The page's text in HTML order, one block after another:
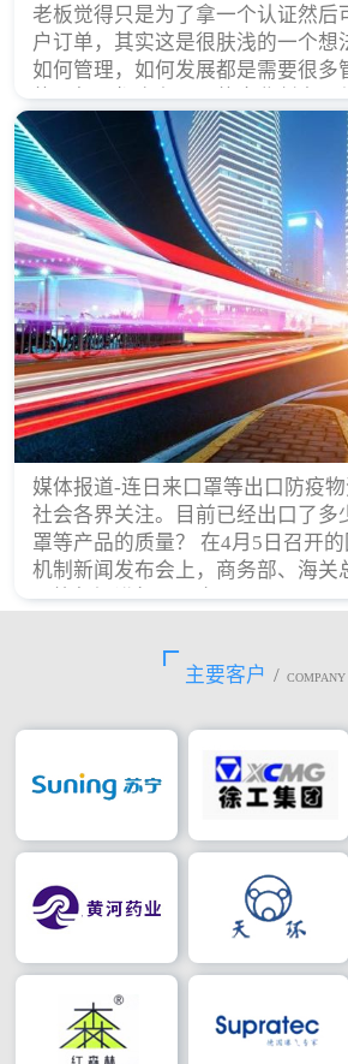
老板觉得只是为了拿一个认证然后
户订单，其实这是很肤浅的一个想
如何管理，如何发展都是需要很多
的，每天都会有不同的企业创立，
实一个企业的合法，有质量保证了
认证体现价值的时候，那么键锋小
做ISO9001认证的根本原因。
媒体报道-连日来口罩等出口防疫
社会各界关注。目前已经出口了多
罩等产品的质量？ 在4月5日召开
机制新闻发布会上，商务部、海关
局等部门进行了回应。
主要客户 /